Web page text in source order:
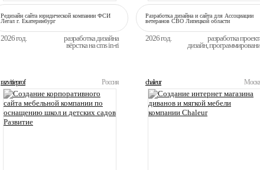
Редизайн сайта юридической компании ФСИ
Легал г. Екатеринбург
2026 год.
разработка дизайна
вёрстка на cms in-ri
Разработка дизайна и сайта для Ассоциации
ветеранов СВО Липецкой области
2026 год.
разработка
дизайн,
razvitieprof Россия chaleur